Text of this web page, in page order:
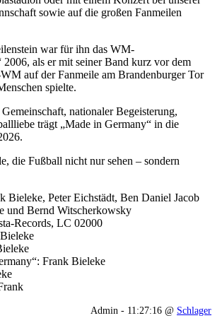
sowie auf die großen Fanmeilen
war für ihn das WM-
2006, als er mit seiner Band kurz vor dem
auf der Fanmeile am Brandenburger Tor
spielte.
nationaler Begeisterung,
trägt „Made in Germany“ in die
die Fußball nicht nur sehen – sondern
Bieleke, Peter Eichstädt, Ben Daniel Jacob
und Bernd Witscherkowsky
Records, LC 02000
Frank Bieleke
Admin - 11:27:16 @ Schlager